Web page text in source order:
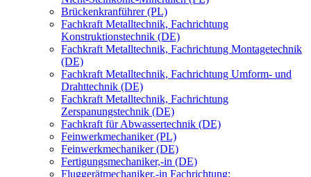
Brückenkranführer (PL)
Fachkraft Metalltechnik, Fachrichtung
Konstruktionstechnik (DE)
Fachkraft Metalltechnik, Fachrichtung Montagetechnik
(DE)
Fachkraft Metalltechnik, Fachrichtung Umform- und
Drahttechnik (DE)
Fachkraft Metalltechnik, Fachrichtung
Zerspanungstechnik (DE)
Fachkraft für Abwassertechnik (DE)
Feinwerkmechaniker (PL)
Feinwerkmechaniker (DE)
Fertigungsmechaniker,-in (DE)
Fluggerätmechaniker,-in Fachrichtung: